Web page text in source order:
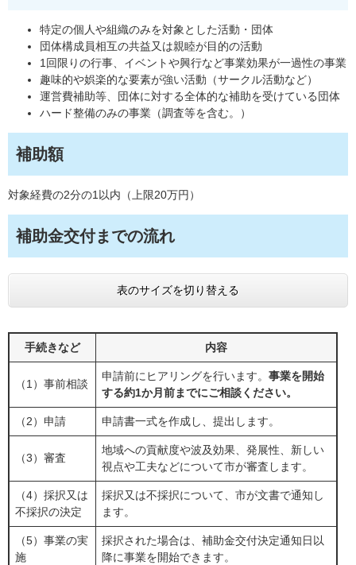
特定の個人や組織のみを対象とした活動・団体
団体構成員相互の共益又は親睦が目的の活動
1回限りの行事、イベントや興行など事業効果が一過性の事業
趣味的や娯楽的な要素が強い活動（サークル活動など）
運営費補助等、団体に対する全体的な補助を受けている団体
ハード整備のみの事業（調査等を含む。）
補助額
対象経費の2分の1以内（上限20万円）
補助金交付までの流れ
表のサイズを切り替える
手続きなど 内容
（1）事前相談
申請前にヒアリングを行います。 事業を開始
する約1か月前までにご相談ください。
（2）申請 申請書一式を作成し、提出します。
（3）審査
地域への貢献度や波及効果、発展性、新しい
視点や工夫などについて市が審査します。
（4）採択又は
不採択の決定
採択又は不採択について、市が文書で通知し
ます。
（5）事業の実
施
採択された場合は、補助金交付決定通知日以
降に事業を開始できます。